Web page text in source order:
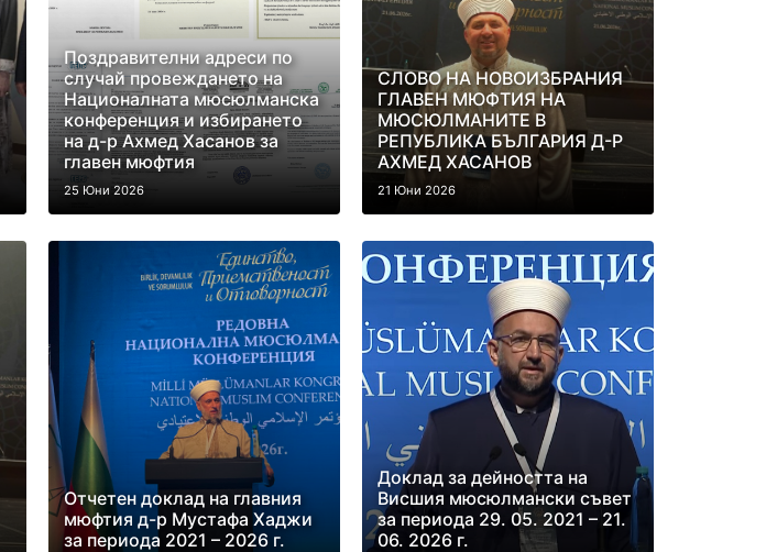
Поздравителни адреси по
случай провеждането на
Националната мюсюлманска
конференция и избирането
на д-р Ахмед Хасанов за
главен мюфтия
25 Юни 2026
СЛОВО НА НОВОИЗБРАНИЯ
ГЛАВЕН МЮФТИЯ НА
МЮСЮЛМАНИТЕ В
РЕПУБЛИКА БЪЛГАРИЯ Д-Р
АХМЕД ХАСАНОВ
21 Юни 2026
Отчетен доклад на главния
мюфтия д-р Мустафа Хаджи
за периода 2021 – 2026 г.
Доклад за дейността на
Висшия мюсюлмански съвет
за периода 29. 05. 2021 – 21.
06. 2026 г.